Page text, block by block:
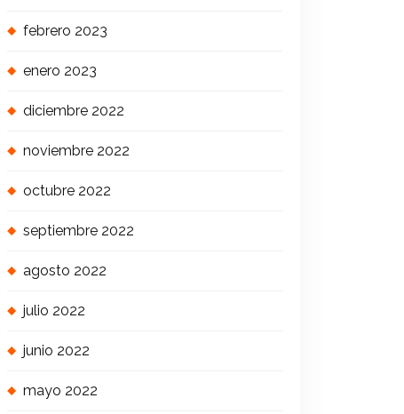
febrero 2023
enero 2023
diciembre 2022
noviembre 2022
octubre 2022
septiembre 2022
agosto 2022
julio 2022
junio 2022
mayo 2022